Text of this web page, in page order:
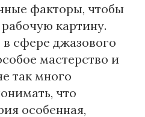
факторы, чтобы
картину.
сфере джазового
мастерство и
так много
что
особенная,